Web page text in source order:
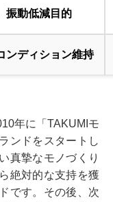
振動低減目的
ンディション維持
年に「TAKUMIモ
ンドをスタートし
真摯なモノづくり
絶対的な支持を獲
です。その後、次